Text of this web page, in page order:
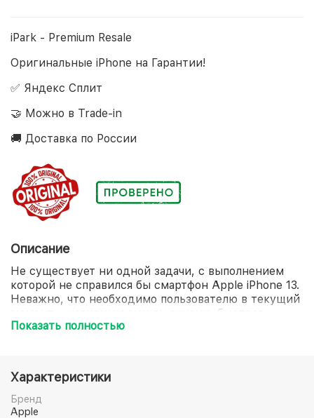
iPark - Premium Resale
Оригинальные iPhone на Гарантии!
✅ Яндекс Сплит
🤝 Можно в Trade-in
🚚 Доставка по России
Описание
Не существует ни одной задачи, с выполнением
которой не справился бы смартфон Apple iPhone 13.
Неважно, что необходимо пользователю в текущий
момент – навигация между окнами, быстрая
загрузка приложений или мгновенная обработка
высокой производительностью на протяжении
всего дня. Создавайте яркие памятные снимки с
детальным отображением каждого элемента, а
вашей помощницей станет двойная основная
Показать полностью
Характеристики
Бренд
Apple